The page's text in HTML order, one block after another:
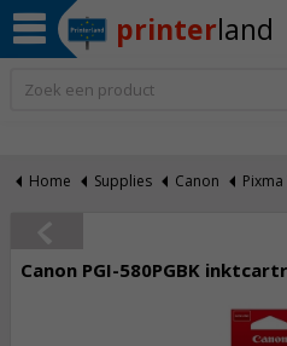
printerland
Home Supplies Canon Pixma
Canon PGI-580PGBK